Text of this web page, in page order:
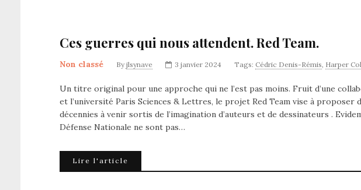
Ces guerres qui nous attendent. Red Team.
Non classé By jlsynave 3 janvier 2024 Tags: Cédric Denis-Rémis, Harper
Un titre original pour une approche qui ne l’est pas moins. Fruit d’une
et l’université Paris Sciences & Lettres, le projet Red Team vise à proposer
décennies à venir sortis de l’imagination d’auteurs et de dessinateurs .
Défense Nationale ne sont pas…
Lire l'article